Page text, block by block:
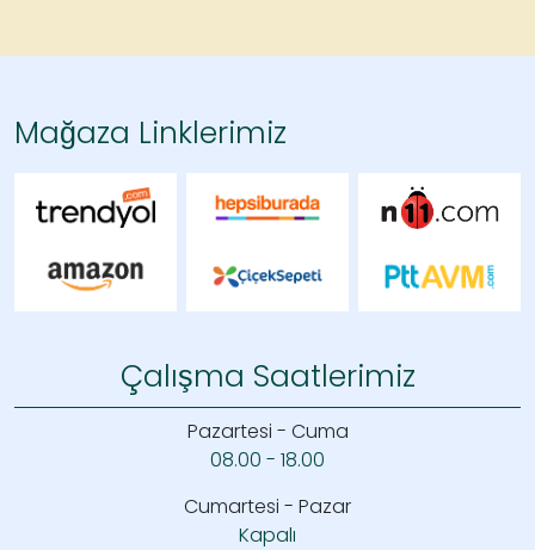
Mağaza Linklerimiz
Çalışma Saatlerimiz
Pazartesi - Cuma
08.00 - 18.00
Cumartesi - Pazar
Kapalı